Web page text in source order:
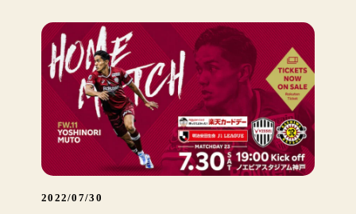
2022/07/30